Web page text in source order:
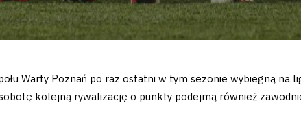
Warty Poznań po raz ostatni w tym sezonie wybiegną
kolejną rywalizację o punkty podejmą również